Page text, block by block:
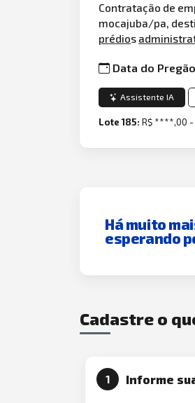
Contratação de
mocajuba/pa,
prédios
Data do
Assistente IA
Lote 185:R$ ****,00 -
Há muito
esperando
Cadastre o
1 Informe